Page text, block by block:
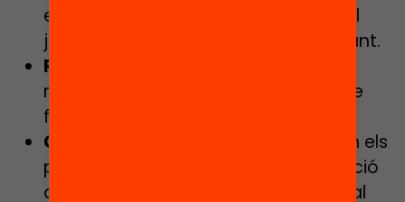
em portin a aconseguir l’objectiu del
joc a mesura que aquest va avançant.
Resolució del problema:
moviments o jugades concretes que
formen part de la meva estratègia.
Comprovació de la solució:
tant en els
problemes com en els jocs la validació
de la meva estratègia és fonamental